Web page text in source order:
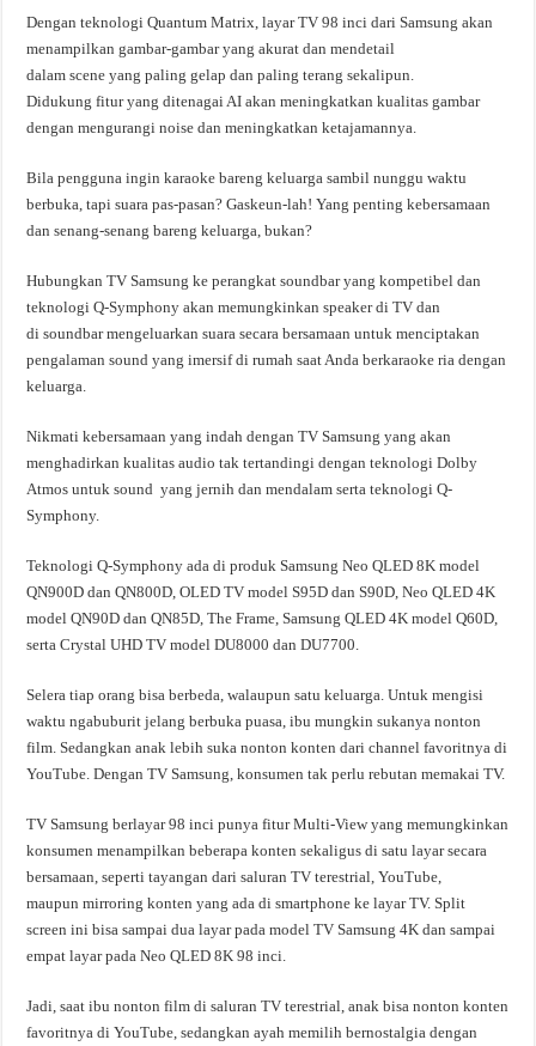
Dengan teknologi Quantum Matrix, layar TV 98 inci dari Samsung akan
menampilkan gambar-gambar yang akurat dan mendetail
dalam scene yang paling gelap dan paling terang sekalipun.
Didukung fitur yang ditenagai AI akan meningkatkan kualitas gambar
dengan mengurangi noise dan meningkatkan ketajamannya.
Bila pengguna ingin karaoke bareng keluarga sambil nunggu waktu
berbuka, tapi suara pas-pasan? Gaskeun-lah! Yang penting kebersamaan
dan senang-senang bareng keluarga, bukan?
Hubungkan TV Samsung ke perangkat soundbar yang kompetibel dan
teknologi Q-Symphony akan memungkinkan speaker di TV dan
di soundbar mengeluarkan suara secara bersamaan untuk menciptakan
pengalaman sound yang imersif di rumah saat Anda berkaraoke ria dengan
keluarga.
Nikmati kebersamaan yang indah dengan TV Samsung yang akan
menghadirkan kualitas audio tak tertandingi dengan teknologi Dolby
Atmos untuk sound yang jernih dan mendalam serta teknologi Q-
Symphony.
Teknologi Q-Symphony ada di produk Samsung Neo QLED 8K model
QN900D dan QN800D, OLED TV model S95D dan S90D, Neo QLED 4K
model QN90D dan QN85D, The Frame, Samsung QLED 4K model Q60D,
serta Crystal UHD TV model DU8000 dan DU7700.
Selera tiap orang bisa berbeda, walaupun satu keluarga. Untuk mengisi
waktu ngabuburit jelang berbuka puasa, ibu mungkin sukanya nonton
film. Sedangkan anak lebih suka nonton konten dari channel favoritnya di
YouTube. Dengan TV Samsung, konsumen tak perlu rebutan memakai TV.
TV Samsung berlayar 98 inci punya fitur Multi-View yang memungkinkan
konsumen menampilkan beberapa konten sekaligus di satu layar secara
bersamaan, seperti tayangan dari saluran TV terestrial, YouTube,
maupun mirroring konten yang ada di smartphone ke layar TV. Split
screen ini bisa sampai dua layar pada model TV Samsung 4K dan sampai
empat layar pada Neo QLED 8K 98 inci.
Jadi, saat ibu nonton film di saluran TV terestrial, anak bisa nonton konten
favoritnya di YouTube, sedangkan ayah memilih bernostalgia dengan